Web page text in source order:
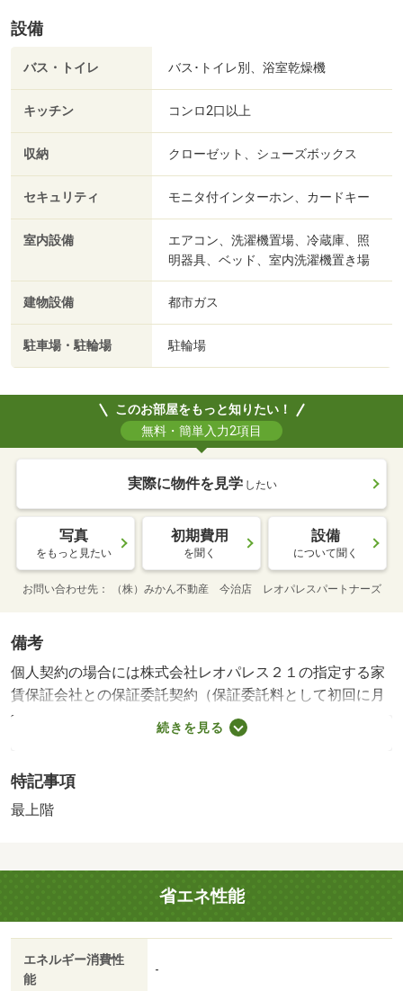
設備
バス・トイレ バス･トイレ別、浴室乾燥機
キッチン コンロ2口以上
収納 クローゼット、シューズボックス
セキュリティ モニタ付インターホン、カードキー
室内設備
エアコン、洗濯機置場、冷蔵庫、照
明器具、ベッド、室内洗濯機置き場
建物設備 都市ガス
駐車場・駐輪場 駐輪場
このお部屋をもっと知りたい！
無料・簡単入力2項目
実際に物件を見学 したい
写真
をもっと見たい
初期費用
を聞く
設備
について聞く
お問い合わせ先 （株）みかん不動産 今治店 レオパレスパートナーズ
備考
個人契約の場合には株式会社レオパレス２１の指定する家
賃保証会社との保証委託契約（保証委託料として初回に月
額総利用料×１００％～１２０％※と１年毎に１０，０００
円）が必要です。※成人で年収が１５０万円以上の方：１
方：１２０％（保証人不要） 未成年の方：１００％（保
証人必要）・鍵交換代：あり１６，５００円～・維持費
続きを見る
特記事項
最上階
省エネ性能
エネルギー消費性
能
-